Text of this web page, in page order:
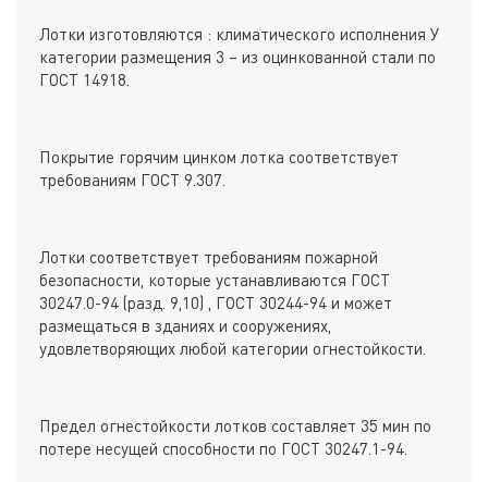
Лотки изготовляются : климатического исполнения У
категории размещения 3 – из оцинкованной стали по
ГОСТ 14918.
Покрытие горячим цинком лотка соответствует
требованиям ГОСТ 9.307.
Лотки соответствует требованиям пожарной
безопасности, которые устанавливаются ГОСТ
30247.0-94 (разд. 9,10) , ГОСТ 30244-94 и может
размещаться в зданиях и сооружениях,
удовлетворяющих любой категории огнестойкости.
Предел огнестойкости лотков составляет 35 мин по
потере несущей способности по ГОСТ 30247.1-94.